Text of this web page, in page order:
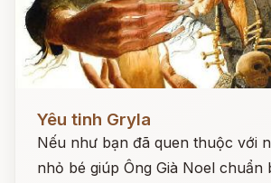
Yêu tinh Gryla
Nếu như bạn đã quen thuộc với
nhỏ bé giúp Ông Già Noel chuẩn